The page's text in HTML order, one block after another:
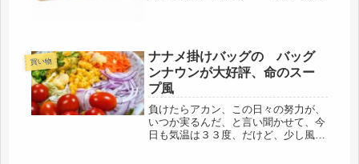
す。...
買い物
ナナメ掛けバッグの バッグ
ンナウンが大好評、命のスー
プ風
負けたらアカン、この日々の努力が、
いつか実るんだ、と言い聞かせて、今
日も気温は３３度、だけど、少し風も